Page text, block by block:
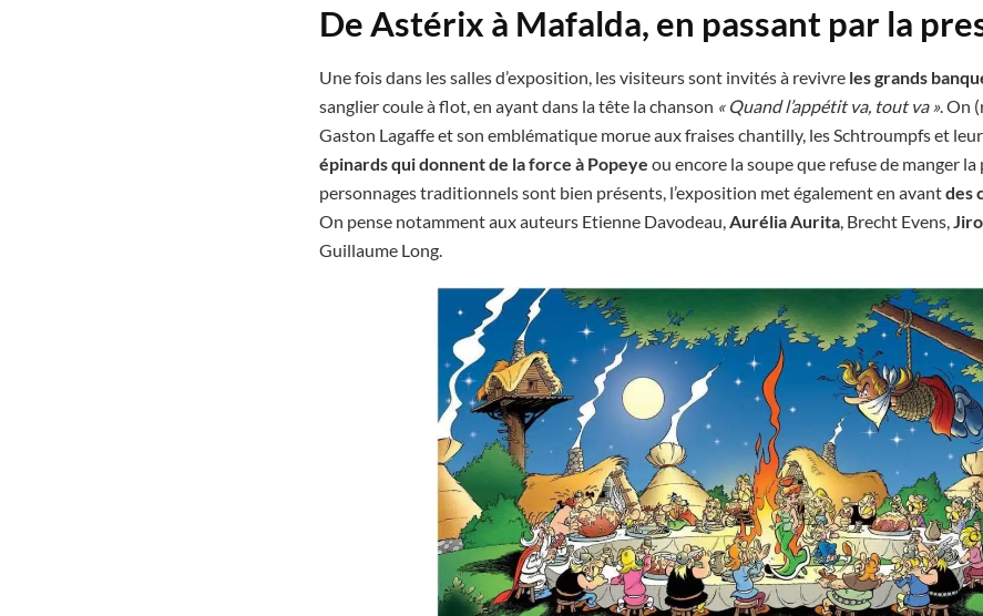
De Astérix à Mafalda, en passant par la
Une fois dans les salles d’exposition, les visiteurs sont invités à revivre les grands
sanglier coule à flot, en ayant dans la tête la chanson « Quand l’appétit va, tout va ». On
Gaston Lagaffe et son emblématique morue aux fraises chantilly, les Schtroumpfs et
épinards qui donnent de la force à Popeye ou encore la soupe que refuse de manger
personnages traditionnels sont bien présents, l’exposition met également en avantdes
On pense notamment aux auteurs Etienne Davodeau,Aurélia Aurita, Brecht Evens,
Guillaume Long.